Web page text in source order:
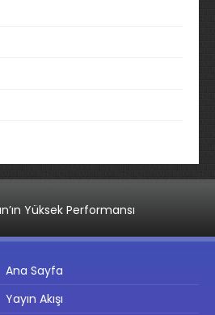
Yüksek Performansı
Ana Sayfa
Yayın Akışı